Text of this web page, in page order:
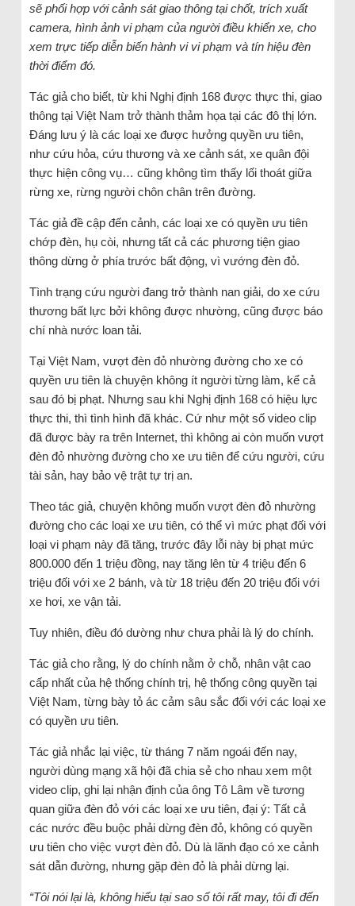
sẽ phối hợp với cảnh sát giao thông tại chốt, trích xuất
camera, hình ảnh vi phạm của người điều khiển xe, cho
xem trực tiếp diễn biến hành vi vi phạm và tín hiệu đèn
thời điểm đó.
Tác giả cho biết, từ khi Nghị định 168 được thực thi, giao
thông tại Việt Nam trở thành thảm họa tại các đô thị lớn.
Đáng lưu ý là các loại xe được hưởng quyền ưu tiên,
như cứu hỏa, cứu thương và xe cảnh sát, xe quân đội
thực hiện công vụ… cũng không tìm thấy lối thoát giữa
rừng xe, rừng người chôn chân trên đường.
Tác giả đề cập đến cảnh, các loại xe có quyền ưu tiên
chớp đèn, hụ còi, nhưng tất cả các phương tiện giao
thông dừng ở phía trước bất động, vì vướng đèn đỏ.
Tình trạng cứu người đang trở thành nan giải, do xe cứu
thương bất lực bởi không được nhường, cũng được báo
chí nhà nước loan tải.
Tại Việt Nam, vượt đèn đỏ nhường đường cho xe có
quyền ưu tiên là chuyện không ít người từng làm, kể cả
sau đó bị phạt. Nhưng sau khi Nghị định 168 có hiệu lực
thực thi, thì tình hình đã khác. Cứ như một số video clip
đã được bày ra trên Internet, thì không ai còn muốn vượt
đèn đỏ nhường đường cho xe ưu tiên để cứu người, cứu
tài sản, hay bảo vệ trật tự trị an.
Theo tác giả, chuyện không muốn vượt đèn đỏ nhường
đường cho các loại xe ưu tiên, có thể vì mức phạt đối với
loại vi phạm này đã tăng, trước đây lỗi này bị phạt mức
800.000 đến 1 triệu đồng, nay tăng lên từ 4 triệu đến 6
triệu đối với xe 2 bánh, và từ 18 triệu đến 20 triệu đối với
xe hơi, xe vận tải.
Tuy nhiên, điều đó dường như chưa phải là lý do chính.
Tác giả cho rằng, lý do chính nằm ở chỗ, nhân vật cao
cấp nhất của hệ thống chính trị, hệ thống công quyền tại
Việt Nam, từng bày tỏ ác cảm sâu sắc đối với các loại xe
có quyền ưu tiên.
Tác giả nhắc lại việc, từ tháng 7 năm ngoái đến nay,
người dùng mạng xã hội đã chia sẻ cho nhau xem một
video clip, ghi lại nhận định của ông Tô Lâm về tương
quan giữa đèn đỏ với các loại xe ưu tiên, đại ý: Tất cả
các nước đều buộc phải dừng đèn đỏ, không có quyền
ưu tiên cho việc vượt đèn đỏ. Dù là lãnh đạo có xe cảnh
sát dẫn đường, nhưng gặp đèn đỏ là phải dừng lại.
“Tôi nói lại là, không hiểu tại sao số tôi rất may, tôi đi đến